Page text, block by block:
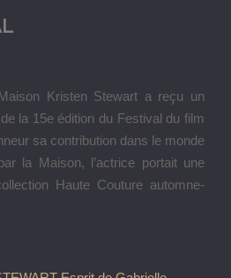
Kristen Stewart a reçu un
la 15e édition du Festival du film
sa contribution dans le monde
la Maison, l’actrice portait une
Haute Couture automne-